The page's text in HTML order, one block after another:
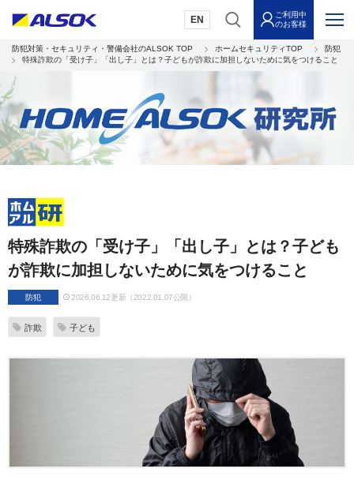
EN
ご利用中
のお客様
防犯対策・セキュリティ・警備会社のALSOK TOP ホームセキュリティTOP
防犯
特殊詐欺の「受け子」「出し子」とは？子どもが詐欺に加担しないために気をつけること
特殊詐欺の「受け子」「出し子」とは？子ども
が詐欺に加担しないために気をつけること
防犯 2026.06.12更新（2022.01.07公開）
詐欺 子ども